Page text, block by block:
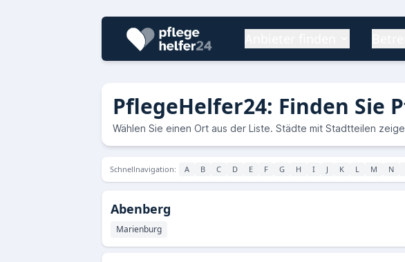
PflegeHelfer24: Finden Sie
Wählen Sie einen Ort aus der Liste. Städte mit Stadtteilen
Schnellnavigation: A B C D E F G H I J K L M N
Abenberg
Marienburg